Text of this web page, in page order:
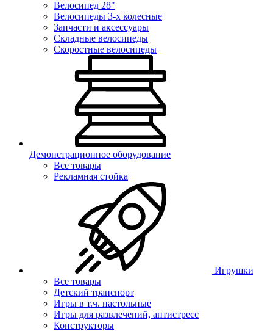
Велосипед 28"
Велосипеды 3-х колесные
Запчасти и аксессуары
Складные велосипеды
Скоростные велосипеды
Демонстрационное оборудование
Все товары
Рекламная стойка
Игрушки
Все товары
Детский транспорт
Игры в т.ч. настольные
Игры для развлечений, антистресс
Конструкторы